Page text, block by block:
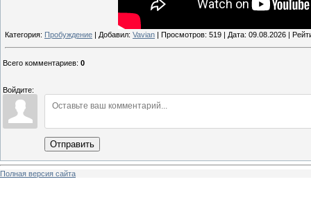
Категория: Пробуждение | Добавил: Vavian | Просмотров: 519 | Дата: 09.08.2026 |
Всего комментариев: 0
Войдите:
Отправить
Полная версия сайта